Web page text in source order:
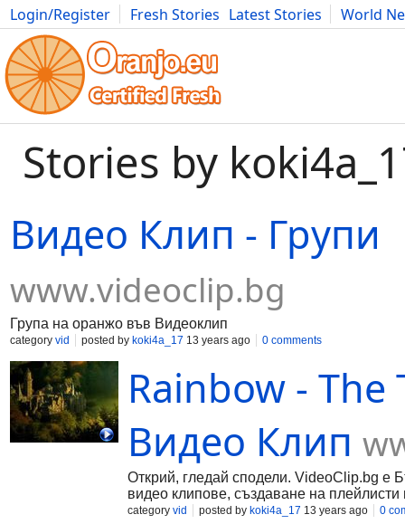
Login/Register Fresh Stories Latest Stories
World
Movies Anime Music Art Cars Advice Science
Stories by
Видео Клип - Групи
www.videoclip.bg
Група на оранжо във Видеоклип
category vid posted by koki4a_17 13 years ago 0 comments
Rainbow - The
Видео Клип
Открий, гледай сподели. VideoClip.bg е
видео клипове, създаване на плейлисти
category vid posted by koki4a_17 13 years ago 0